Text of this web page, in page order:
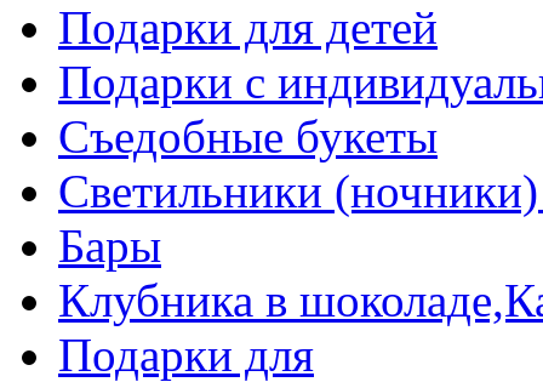
Подарки для детей
Подарки с
Съедобные букеты
Светильники
Бары
Клубника в
Подарки для